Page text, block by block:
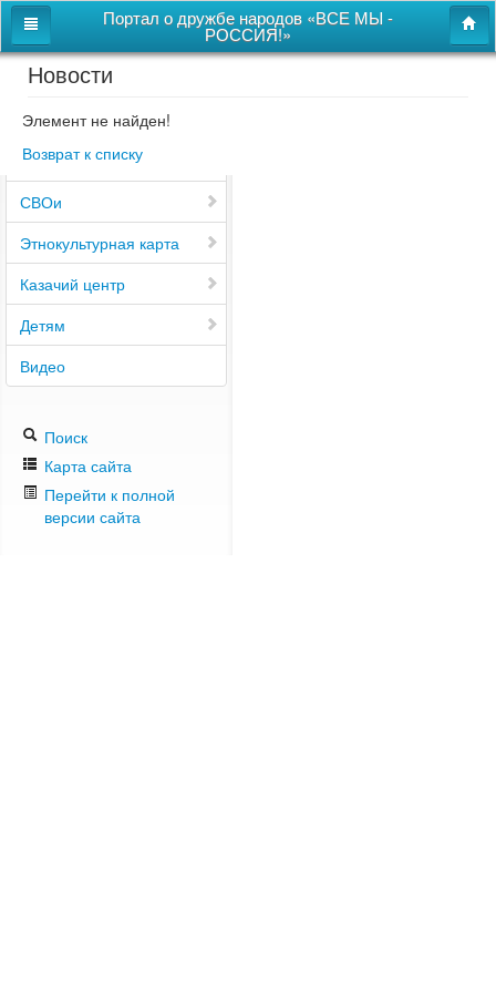
Портал о дружбе народов «ВСЕ МЫ -
РОССИЯ!»
Главная
Дом дружбы народов
Новости
СВОи
Этнокультурная карта
Казачий центр
Детям
Видео
Поиск
Карта сайта
Перейти к полной
версии сайта
Новости
Элемент не найден!
Возврат к списку